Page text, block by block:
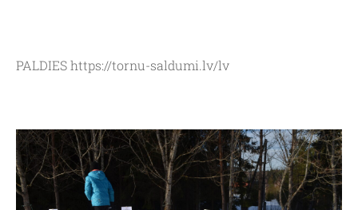
PALDIES https://tornu-saldumi.lv/lv